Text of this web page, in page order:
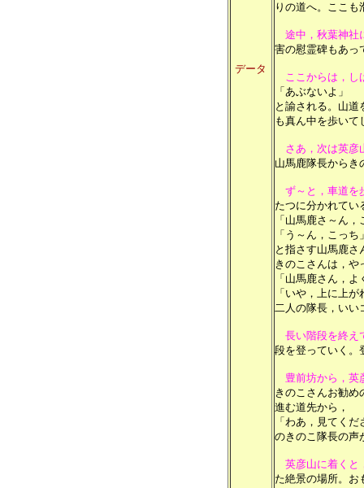
データ
りの道へ。ここ
途中，秋葉神社
害の慰霊碑もあっ
ここからは，し
「あぶないよ」
と諭される。山
も真ん中を歩い
さあ，次は英彦
山馬鹿隊長からき
ず～と，車道を
たつに分かれてい
「山馬鹿さ～ん
「う～ん，こっち
と指さす山馬鹿さ
きのこさんは，
「山馬鹿さん，
「いや，上に上
二人の隊長，いい
長い階段を終え
段を登っていく。
豊前坊から，英
きのこさんお勧
進む道先から，
「わあ，見てく
のきのこ隊長の声
英彦山に着くと
た絶景の場所。お